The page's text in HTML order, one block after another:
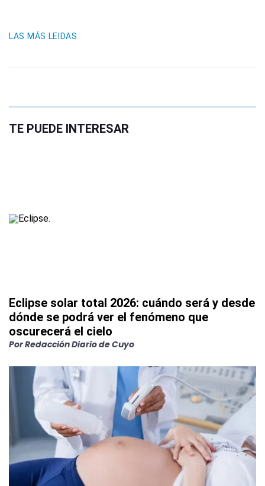
LAS MÁS LEIDAS
TE PUEDE INTERESAR
Eclipse solar total 2026: cuándo será y desde
dónde se podrá ver el fenómeno que
oscurecerá el cielo
PorRedacción Diario de Cuyo